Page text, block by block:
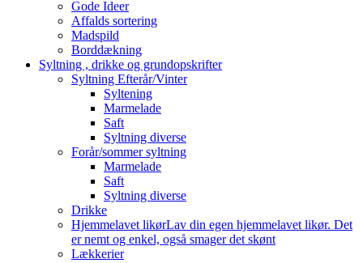
Gode Ideer
Affalds sortering
Madspild
Borddækning
Syltning , drikke og grundopskrifter
Syltning Efterår/Vinter
Syltening
Marmelade
Saft
Syltning diverse
Forår/sommer syltning
Marmelade
Saft
Syltning diverse
Drikke
Hjemmelavet likørLav din egen hjemmelavet likør. Det
er nemt og enkel, også smager det skønt
Lækkerier